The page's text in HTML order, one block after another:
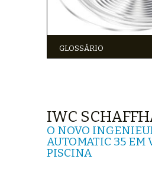
GLOSSÁRIO
IWC
O NOVO
AUTOMATIC 35 EM
PISCINA